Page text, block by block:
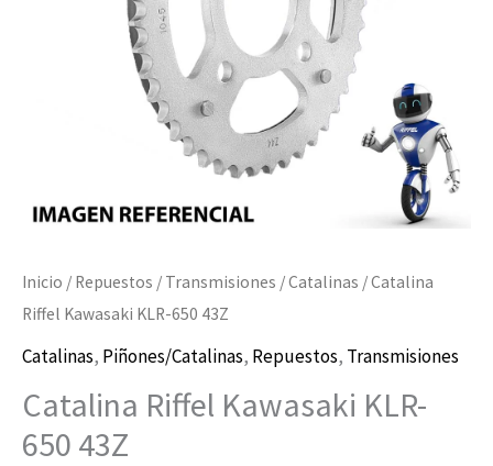
Inicio / Repuestos / Transmisiones /Catalinas / Catalina
Riffel Kawasaki KLR-650 43Z
Catalinas, Piñones/Catalinas, Repuestos, Transmisiones
Catalina Riffel Kawasaki KLR-
650 43Z